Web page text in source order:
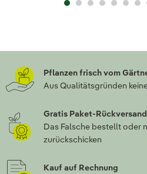
Pflanzen frisch vom
Aus Qualitätsgründen
Gratis Paket-Rückversand
Das Falsche bestellt oder
zurückschicken
Kauf auf Rechnung